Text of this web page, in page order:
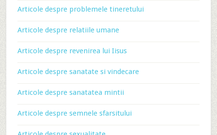
Articole despre problemele tineretului
Articole despre relatiile umane
Articole despre revenirea lui Iisus
Articole despre sanatate si vindecare
Articole despre sanatatea mintii
Articole despre semnele sfarsitului